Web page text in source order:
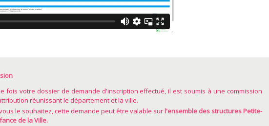
fois votre dossier de demande d'inscription effectué, il est soumis à une commission
réunissant le département et la ville.
le souhaitez, cette demande peut être valable sur l'ensemble des structures Petite-
de la Ville.